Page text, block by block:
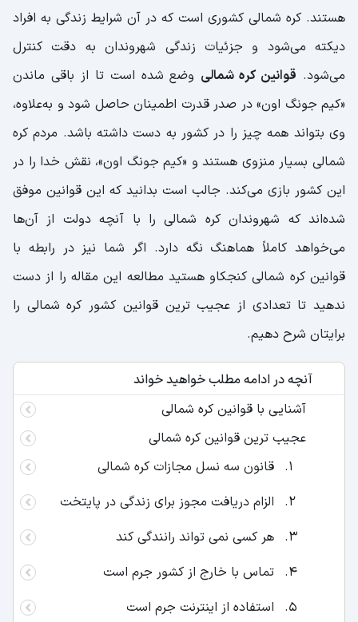
هستند. کره شمالی کشوری است که در آن شرایط زندگی به افراد
دیکته می‌شود و جزئیات زندگی شهروندان به دقت کنترل
می‌شود. قوانین کره شمالی وضع شده است تا از باقی ماندن
«کیم جونگ اون» در صدر قدرت اطمینان حاصل شود و به‌علاوه،
وی بتواند همه چیز را در کشور به دست داشته باشد. مردم کره
شمالی بسیار منزوی هستند و «کیم جونگ اون»، نقش خدا را در
این کشور بازی می‌کند. جالب است بدانید که این قوانین موفق
شده‌اند که شهروندان کره شمالی را با آنچه دولت از آن‌ها
می‌خواهد کاملاً هماهنگ نگه دارد. اگر شما نیز در رابطه با
قوانین کره شمالی کنجکاو هستید مطالعه این مقاله را از دست
ندهید تا تعدادی از عجیب ترین قوانین کشور کره شمالی را
برایتان شرح دهیم.
آنچه در ادامه مطلب خواهید خواند
آشنایی با قوانین کره شمالی
عجیب ترین قوانین کره شمالی
قانون سه نسل مجازات کره شمالی
الزام دریافت مجوز برای زندگی در پایتخت
هر کسی نمی تواند رانندگی کند
تماس با خارج از کشور جرم است
استفاده از اینترنت جرم است